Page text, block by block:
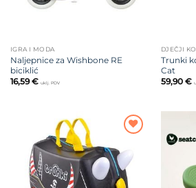
IGRA I MODA
Naljepnice za Wishbone RE
biciklić
16,59€ uklj. PDV
DJEČJI
Trunki
Cat
59,90 €
na listu
želja